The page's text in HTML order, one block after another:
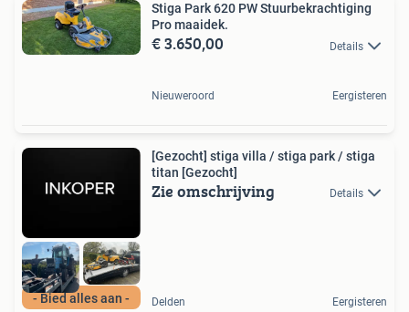
Stiga Park 620 PW Stuurbekrachtiging
Pro maaidek.
€ 3.650,00 Details
Nieuweroord Eergisteren
- Bied alles aan -
[Gezocht] stiga villa / stiga park / stiga
titan [Gezocht]
Zie omschrijving Details
Delden Eergisteren